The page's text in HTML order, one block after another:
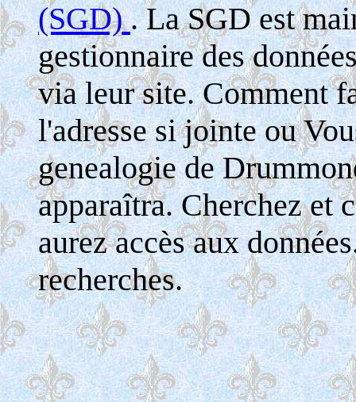
(SGD). La SGD est
gestionnaire des
via leur site. Comment
l'adresse si jointe ou
genealogie de
apparaîtra. Cherchez et
aurez accès aux
recherches.